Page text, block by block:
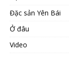
Đặc sản Yên Bái
Ở đâu
Video